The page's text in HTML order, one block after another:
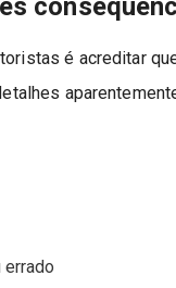
é acreditar
errado